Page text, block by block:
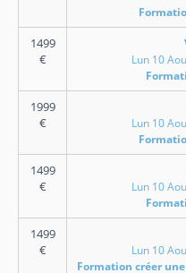
1499
€
Lun 10
1999
€
Lun 10
1499
€
Lun 10
1499
€
Lun 10
Formation créer